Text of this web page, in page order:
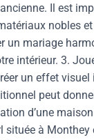
Il est
nobles
un mariage
intérieur. 3.
un effet
peut
d’une
à